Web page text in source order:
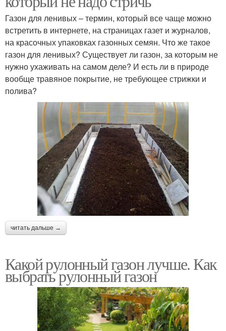
Газон для ленивых – термин, который все чаще можно
встретить в интернете, на страницах газет и журналов,
на красочных упаковках газонных семян. Что же такое
газон для ленивых? Существует ли газон, за которым не
нужно ухаживать на самом деле? И есть ли в природе
вообще травяное покрытие, не требующее стрижки и
полива?
читать дальше →
Какой рулонный газон лучше. Как
выбрать рулонный газон